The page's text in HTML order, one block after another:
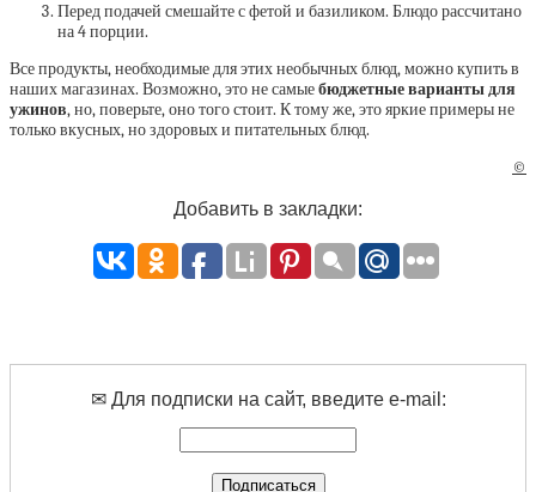
Перед подачей смешайте с фетой и базиликом. Блюдо рассчитано
на 4 порции.
Все продукты, необходимые для этих необычных блюд, можно купить в
наших магазинах. Возможно, это не самыебюджетные варианты для
ужинов, но, поверьте, оно того стоит. К тому же, это яркие примеры не
только вкусных, но здоровых и питательных блюд.
©
Добавить в закладки:
✉ Для подписки на сайт, введите e-mail: